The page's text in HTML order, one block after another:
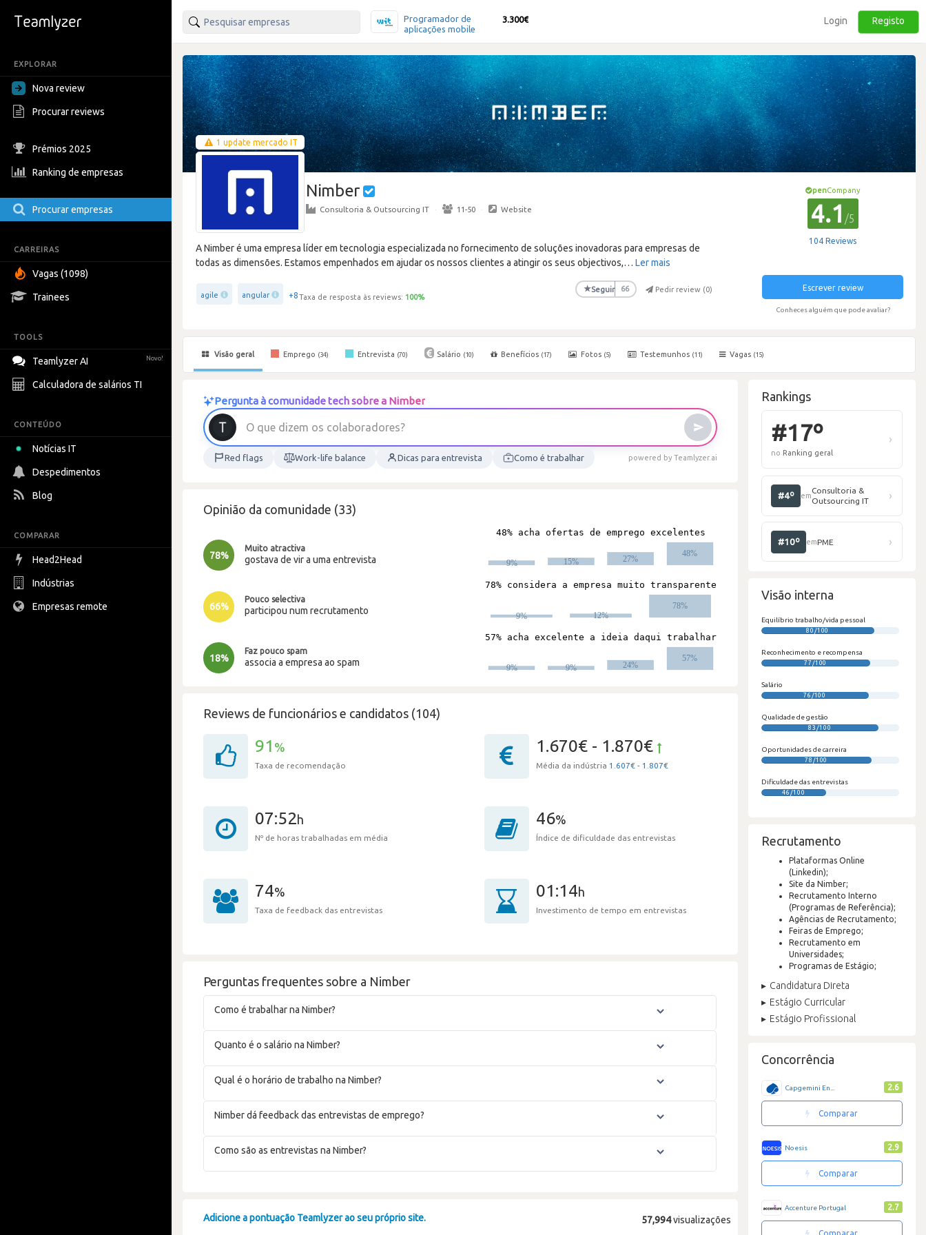
EXPLORAR
Nova review
Procurar reviews
Prémios 2025
Ranking de empresas
Procurar empresas
CARREIRAS
Vagas (1098)
Trainees
TOOLS
Teamlyzer AI Novo!
Calculadora de salários TI
CONTEÚDO
Notícias IT
Despedimentos
Blog
COMPARAR
Head2Head
Indústrias
Empresas remote
Programador de
aplicações mobile
3.300€ Login Registo
1 update mercado IT
Nimber
Consultoria & Outsourcing IT · 11-50 · Website
A Nimber é uma empresa líder em tecnologia especializada no fornecimento de soluções inovadoras para empresas de
todas as dimensões. Estamos empenhados em ajudar os nossos clientes a atingir os seus objectivos,… Ler mais
agile angular +8Taxa de resposta às reviews: 100%
★Seguir 66 Pedir review (0)
penCompany
4.1 /5
104 Reviews
Escrever review
Conheces alguém que pode avaliar?
Visão geral Emprego (34) Entrevista (70) Salário (10) Benefícios (17) Fotos (5) Testemunhos (11) Vagas (15)
Pergunta à comunidade tech sobre a Nimber
O que d izem os colaborad ores?
Red flags Work-life balance Dicas para entrevista Como é trabalhar powered by Teamlyzer.ai
Opinião da comunidade (33)
78%
Muito atractiva
gostava de vir a uma entrevista
66%
Pouco selectiva
participou num recrutamento
18%
Faz pouco spam
associa a empresa ao spam
Reviews de funcionários e candidatos (104)
91 %
Taxa de recomendação
1.670€ - 1.870€
Média da indústria 1.607€ - 1.807€
07:52h
Nº de horas trabalhadas em média
46%
Índice de dificuldade das entrevistas
74%
Taxa de feedback das entrevistas
01:14h
Investimento de tempo em entrevistas
Perguntas frequentes sobre a Nimber
Como é trabalhar na Nimber?
Quanto é o salário na Nimber?
Qual é o horário de trabalho na Nimber?
Nimber dá feedback das entrevistas de emprego?
Como são as entrevistas na Nimber?
57,994visualizações
Adicione a pontuação Teamlyzer ao seu próprio site.
Rankings
Visão interna
Equilíbrio trabalho/vida pessoal
80/100
Reconhecimento e recompensa
77/100
Salário
76/100
Qualidade de gestão
83/100
Oportunidades de carreira
78/100
Dificuldade das entrevistas
46/100
Recrutamento
Plataformas Online
(Linkedin);
Site da Nimber;
Recrutamento Interno
(Programas de Referência);
Agências de Recrutamento;
Feiras de Emprego;
Recrutamento em
Universidades;
Programas de Estágio;
Candidatura Direta
Estágio Curricular
Estágio Profissional
Concorrência
Capgemini En... 2.6
Comparar
Noesis 2.9
Comparar
Accenture Portugal 2.7